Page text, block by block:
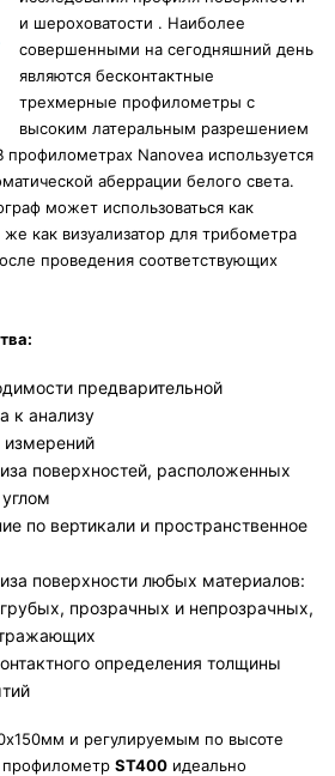
и шероховатости . Наиболее
совершенными на сегодняшний день
являются бесконтактные
трехмерные профилометры с
высоким латеральным разрешением
Nanovea используется
аберрации белого света.
может использоваться как
как визуализатор для трибометра
проведения соответствующих
предварительной
к анализу
поверхностей, расположенных
по вертикали и пространственное
поверхности любых материалов:
прозрачных и непрозрачных,
определения толщины
и регулируемым по высоте
ST400 идеально